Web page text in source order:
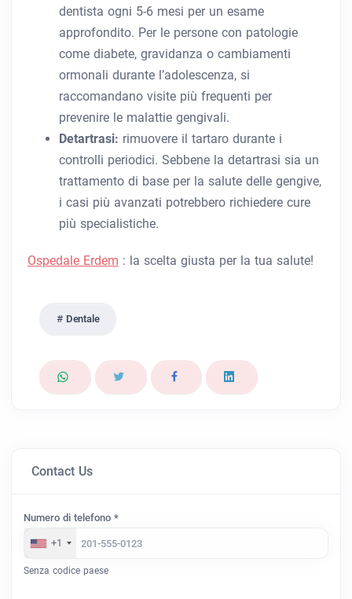
dentista ogni 5-6 mesi per un esame
approfondito. Per le persone con patologie
come diabete, gravidanza o cambiamenti
ormonali durante l’adolescenza, si
raccomandano visite più frequenti per
prevenire le malattie gengivali.
Detartrasi: rimuovere il tartaro durante i
controlli periodici. Sebbene la detartrasi sia un
trattamento di base per la salute delle gengive,
i casi più avanzati potrebbero richiedere cure
più specialistiche.
Ospedale Erdem : la scelta giusta per la tua salute!
Dentale
Contact Us
Numero di telefono *
+1
Senza codice paese